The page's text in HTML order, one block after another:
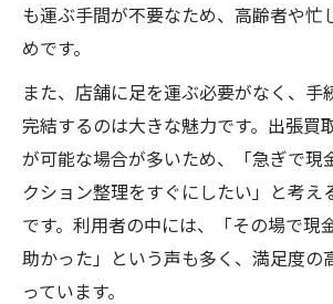
も運ぶ手間が不要なため、高齢者や忙
めです。
また、店舗に足を運ぶ必要がなく、手
完結するのは大きな魅力です。出張買
が可能な場合が多いため、「急ぎで現
クション整理をすぐにしたい」と考え
です。利用者の中には、「その場で現
助かった」という声も多く、満足度の
っています。